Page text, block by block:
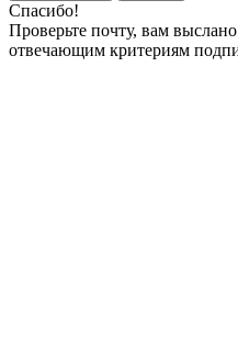
Спасибо!
Проверьте почту, вам
отвечающим критериям